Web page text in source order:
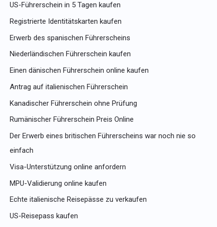
c
h
:
US-Führerschein in 5 Tagen kaufen
Registrierte Identitätskarten kaufen
Erwerb des spanischen Führerscheins
Niederländischen Führerschein kaufen
Einen dänischen Führerschein online kaufen
Antrag auf italienischen Führerschein
Kanadischer Führerschein ohne Prüfung
Rumänischer Führerschein Preis Online
Der Erwerb eines britischen Führerscheins war noch nie so
einfach
Visa-Unterstützung online anfordern
MPU-Validierung online kaufen
Echte italienische Reisepässe zu verkaufen
US-Reisepass kaufen